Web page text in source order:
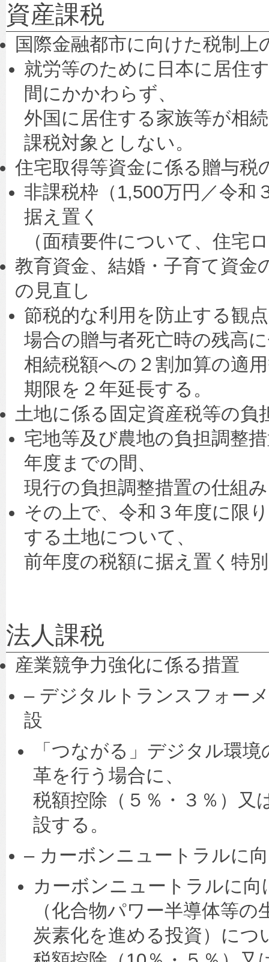
資産課税
国際金融都市に向けた税制上
就労等のために日本に居住
間にかかわらず、
外国に居住する家族等が相
課税対象としない。
住宅取得等資金に係る贈与税
非課税枠（1,500万円／令和
据え置く
（面積要件について、住宅
教育資金、結婚・子育て資金
の見直し
節税的な利用を防止する観
場合の贈与者死亡時の残高
相続税額への２割加算の適
期限を２年延長する。
土地に係る固定資産税等の負
宅地等及び農地の負担調整
年度までの間、
現行の負担調整措置の仕組
その上で、令和３年度に限
する土地について、
前年度の税額に据え置く特
法人課税
産業競争力強化に係る措置
– デジタルトランスフォー
設
「つながる」デジタル環
革を行う場合に、
税額控除（５％・３％）又
設する。
– カーボンニュートラルに
カーボンニュートラルに
（化合物パワー半導体等
炭素化を進める投資）につ